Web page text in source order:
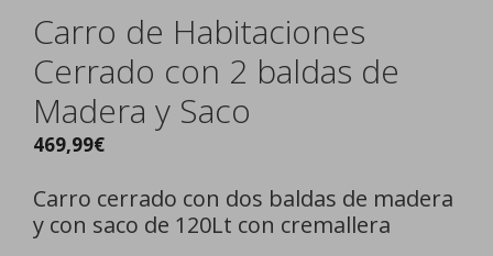
Carro de Habitaciones
Cerrado con 2 baldas de
Madera y Saco
469,99€
Carro cerrado con dos baldas de madera
y con saco de 120Lt con cremallera